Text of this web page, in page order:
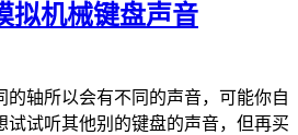
拟机械键盘声音
的轴所以会有不同的声音，可能你自
试试听其他别的键盘的声音，但再买